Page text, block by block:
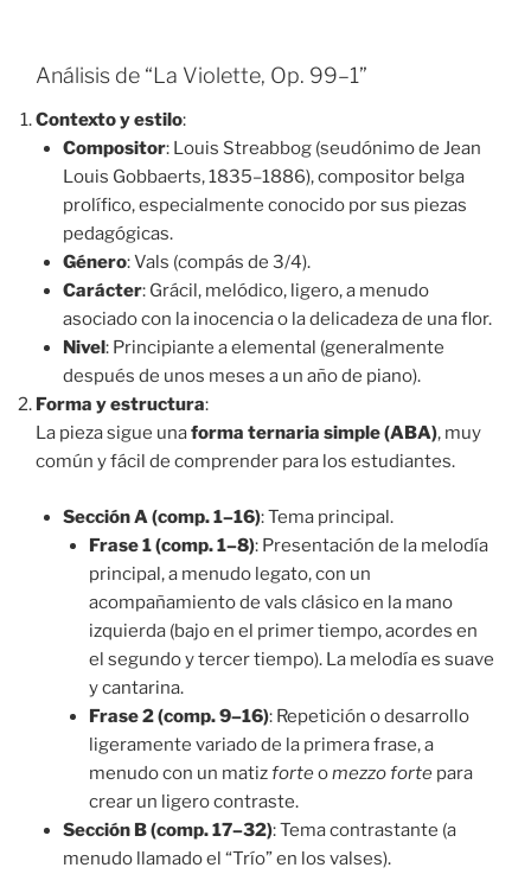
Análisis de “La Violette, Op. 99–1”
Contexto y estilo:
Compositor: Louis Streabbog (seudónimo de Jean
Louis Gobbaerts, 1835–1886), compositor belga
prolífico, especialmente conocido por sus piezas
pedagógicas.
Género: Vals (compás de 3/4).
Carácter: Grácil, melódico, ligero, a menudo
asociado con la inocencia o la delicadeza de una flor.
Nivel: Principiante a elemental (generalmente
después de unos meses a un año de piano).
Forma y estructura:
La pieza sigue unaforma ternaria simple (ABA), muy
común y fácil de comprender para los estudiantes.
Sección A (comp. 1–16): Tema principal.
Frase 1 (comp. 1–8): Presentación de la melodía
principal, a menudo legato, con un
acompañamiento de vals clásico en la mano
izquierda (bajo en el primer tiempo, acordes en
el segundo y tercer tiempo). La melodía es suave
y cantarina.
Frase 2 (comp. 9–16): Repetición o desarrollo
ligeramente variado de la primera frase, a
menudo con un matizforteomezzo forte para
crear un ligero contraste.
Sección B (comp. 17–32): Tema contrastante (a
menudo llamado el “Trío” en los valses).